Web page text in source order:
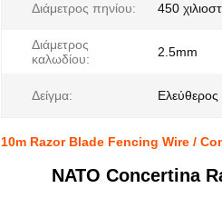
Διάμετρος πηνίου: 450
Διάμετρος
καλωδίου:
2.5mm
Δείγμα: Ελεύθερος
10m Razor Blade Fencing Wire /
ΝΑΤΟ Concertina